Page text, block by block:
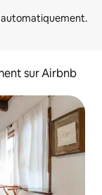
sur Airbnb